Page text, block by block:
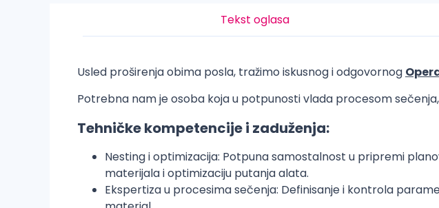
Tekst oglasa
Usled proširenja obima posla, tražimo iskusnog i odgovornog
Potrebna nam je osoba koja u potpunosti vlada procesom
Tehničke kompetencije i zaduženja:
Nesting i optimizacija: Potpuna samostalnost u pripremi
materijala i optimizaciju putanja alata.
Ekspertiza u procesima sečenja: Definisanje i kontrola